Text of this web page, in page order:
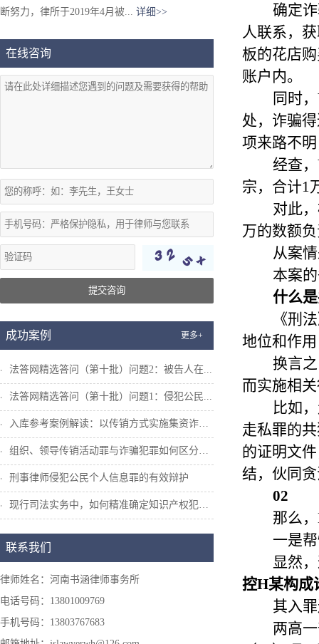
断努力，律所于2019年4月被... 详细>>
在线咨询
提交咨询
成功案例 更多+
法答网精选答问（第十批）问题2：被告人在...
法答网精选答问（第十批）问题1：侵犯公民...
入库参考案例解读：以传销方式实施集资诈骗...
组织、领导传销活动罪与诈骗犯罪如何区分和...
刑事律师侵犯公民个人信息罪的有效辩护
现行司法实务中，如何精准确定知识产权犯罪...
联系我们
律师姓名：河南书涵律师事务所
电话号码：13801009769
手机号码：13803767683
确定
人联系，
板的花店
账户内。
同时
处，诈骗
项来路不
经查
宗，合计1
对此
万的数额
从案
本案
什么
《刑
地位和作
换言
而实施相
比如
走私罪的
的证明文
结，伙同
02
那么
一是
显然
控H某构成
其入
两高